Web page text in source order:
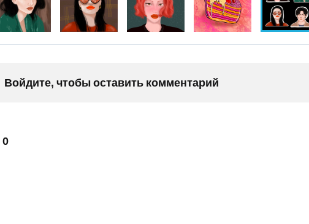
Войдите, чтобы оставить комментарий
0